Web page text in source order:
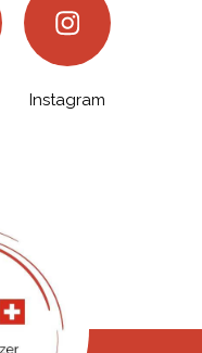
Instagram